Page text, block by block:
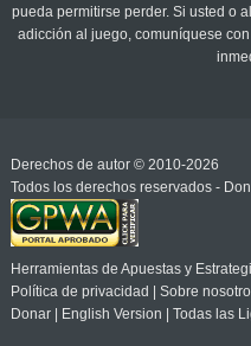
pueda permitirse perder. Si usted o
adicción al juego, comuníquese
Derechos de autor © 2010-2026
Todos los derechos reservados -
Herramientas de Apuestas y
Política de privacidad
Sobre
Donar| English Version Todas las